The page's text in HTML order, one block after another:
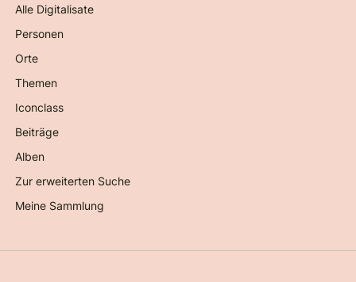
Alle Digitalisate
Personen
Orte
Themen
Iconclass
Beiträge
Alben
Zur erweiterten Suche
Meine Sammlung